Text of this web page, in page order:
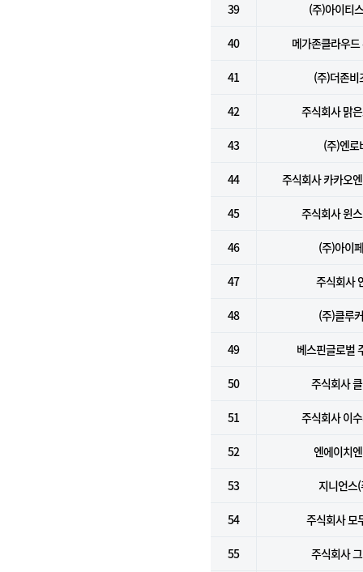
39 (주)아이티
40 메가존클라우
41 (주)더존비
42 주식회사 맑
43 (주)엔로
44 주식회사 카카오
45 주식회사 윈
46 (주)아이
47 주식회사
48 (주)클루
49 베스핀글로벌
50 주식회사
51 주식회사 이
52 엔에이치
53 지니언스
54 주식회사 모
55 주식회사